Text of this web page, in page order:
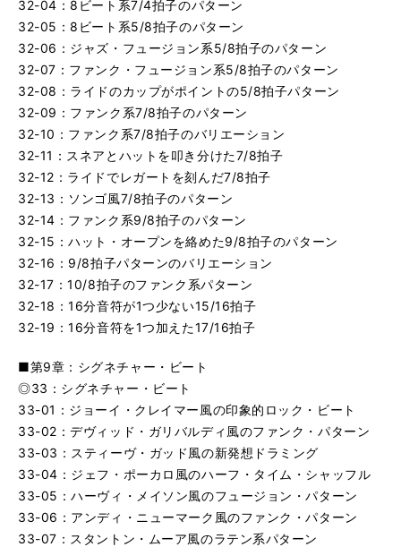
32-04：8ビート系7/4拍子のパターン
32-05：8ビート系5/8拍子のパターン
32-06：ジャズ・フュージョン系5/8拍子のパターン
32-07：ファンク・フュージョン系5/8拍子のパターン
32-08：ライドのカップがポイントの5/8拍子パターン
32-09：ファンク系7/8拍子のパターン
32-10：ファンク系7/8拍子のバリエーション
32-11：スネアとハットを叩き分けた7/8拍子
32-12：ライドでレガートを刻んだ7/8拍子
32-13：ソンゴ風7/8拍子のパターン
32-14：ファンク系9/8拍子のパターン
32-15：ハット・オープンを絡めた9/8拍子のパターン
32-16：9/8拍子パターンのバリエーション
32-17：10/8拍子のファンク系パターン
32-18：16分音符が1つ少ない15/16拍子
32-19：16分音符を1つ加えた17/16拍子
■第9章：シグネチャー・ビート
◎33：シグネチャー・ビート
33-01：ジョーイ・クレイマー風の印象的ロック・ビート
33-02：デヴィッド・ガリバルディ風のファンク・パターン
33-03：スティーヴ・ガッド風の新発想ドラミング
33-04：ジェフ・ポーカロ風のハーフ・タイム・シャッフル
33-05：ハーヴィ・メイソン風のフュージョン・パターン
33-06：アンディ・ニューマーク風のファンク・パターン
33-07：スタントン・ムーア風のラテン系パターン